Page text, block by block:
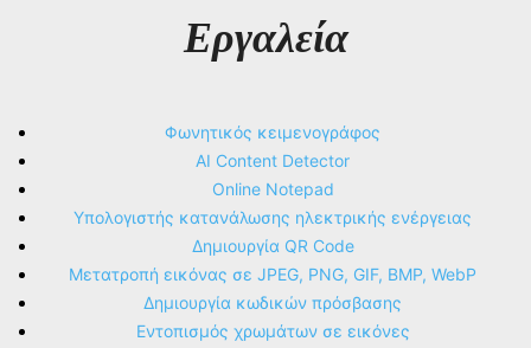
Εργαλεία
Φωνητικός κειμενογράφος
AI Content Detector
Online Notepad
Υπολογιστής κατανάλωσης ηλεκτρικής ενέργειας
Δημιουργία QR Code
Μετατροπή εικόνας σε JPEG, PNG, GIF, BMP, WebP
Δημιουργία κωδικών πρόσβασης
Εντοπισμός χρωμάτων σε εικόνες